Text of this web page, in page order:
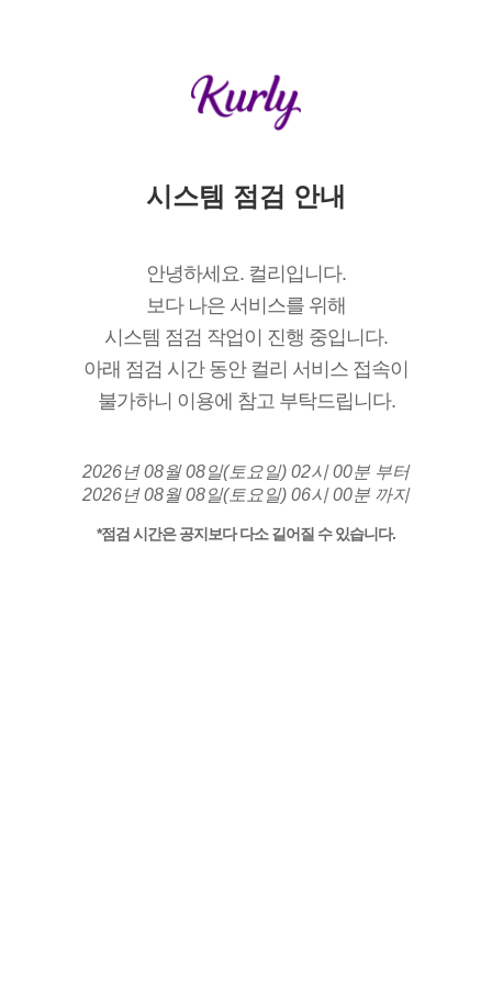
시스템 점검 안내
안녕하세요. 컬리입니다.
보다 나은 서비스를 위해
시스템 점검 작업이 진행 중입니다.
아래 점검 시간 동안 컬리 서비스 접속이
불가하니 이용에 참고 부탁드립니다.
2026년 08월 08일(토요일) 02시 00분 부터
2026년 08월 08일(토요일) 06시 00분 까지
*점검 시간은 공지보다 다소 길어질 수 있습니다.